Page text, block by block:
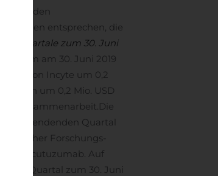
folgenden
Zahlen entsprechen, die
der Quartale zum 30. Juni
dem am 30. Juni 2019
von Incyte um 0,2
um 0,2 Mio. USD
Zusammenarbeit.Die
2019 endenden Quartal
Forschungs-
Zenocutuzumab. Auf
das Quartal zum 30. Juni